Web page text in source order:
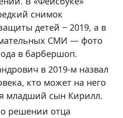
снимок
детей ‒ 2019, а в
СМИ — фото
в барбершоп.
в 2019-м назвал
кто может на него
младший сын Кирилл.
решении отца